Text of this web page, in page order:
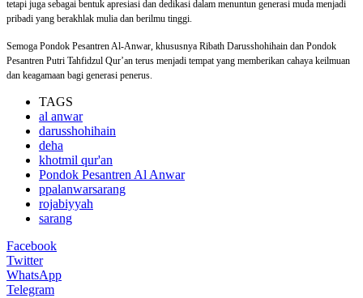
tetapi juga sebagai bentuk apresiasi dan dedikasi dalam menuntun generasi muda menjadi
pribadi yang berakhlak mulia dan berilmu tinggi.
Semoga Pondok Pesantren Al-Anwar, khususnya Ribath Darusshohihain dan Pondok
Pesantren Putri Tahfidzul Qur’an terus menjadi tempat yang memberikan cahaya keilmuan
dan keagamaan bagi generasi penerus.
TAGS
al anwar
darusshohihain
deha
khotmil qur'an
Pondok Pesantren Al Anwar
ppalanwarsarang
rojabiyyah
sarang
Facebook
Twitter
WhatsApp
Telegram